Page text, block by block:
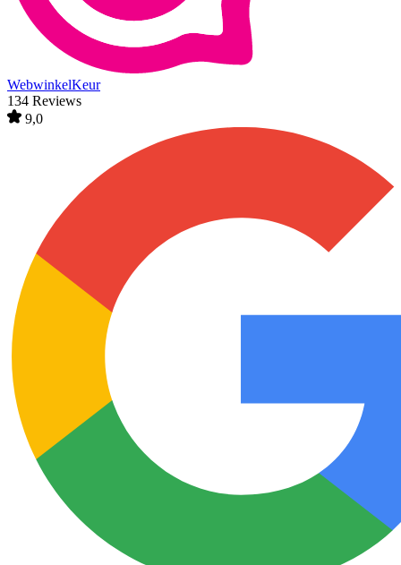
WebwinkelKeur
134 Reviews
9,0